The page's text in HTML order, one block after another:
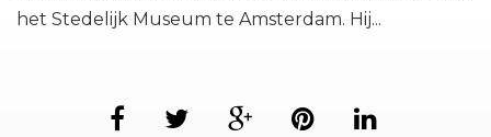
het Stedelijk Museum te Amsterdam. Hij...